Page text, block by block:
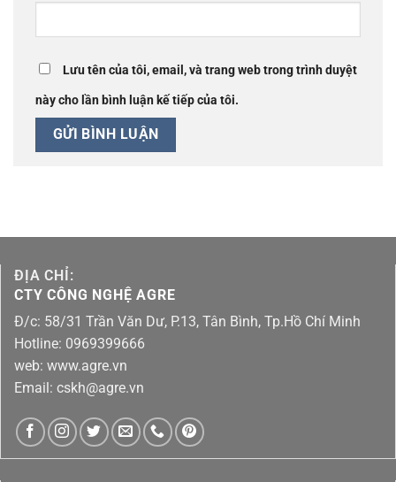
Lưu tên của tôi, email, và trang web trong trình duyệt
này cho lần bình luận kế tiếp của tôi.
ĐỊA CHỈ:
CTY CÔNG NGHỆ AGRE
Đ/c: 58/31 Trần Văn Dư, P.13, Tân Bình, Tp.Hồ Chí Minh
Hotline: 0969399666
web: www.agre.vn
Email: cskh@agre.vn